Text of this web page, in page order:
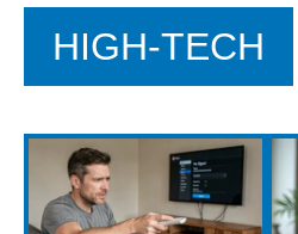
HIGH-TECH